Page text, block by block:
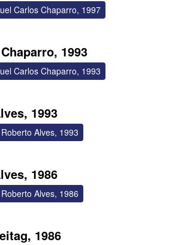
Carlos Chaparro, 1997
1993
Carlos Chaparro, 1993
1993
Alves, 1993
1986
Alves, 1986
1986